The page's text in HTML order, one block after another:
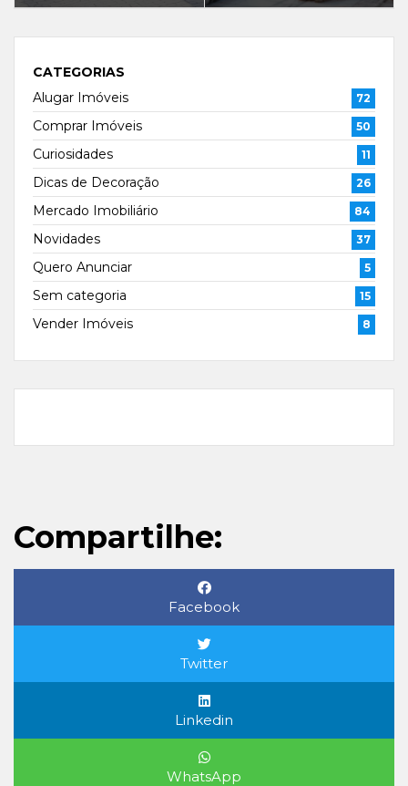
CATEGORIAS
Alugar Imóveis
72
Comprar Imóveis 50
Curiosidades 11
Dicas de Decoração 26
Mercado Imobiliário 84
Novidades 37
Quero Anunciar 5
Sem categoria 15
Vender Imóveis 8
Compartilhe:
Facebook
Twitter
Linkedin
WhatsApp